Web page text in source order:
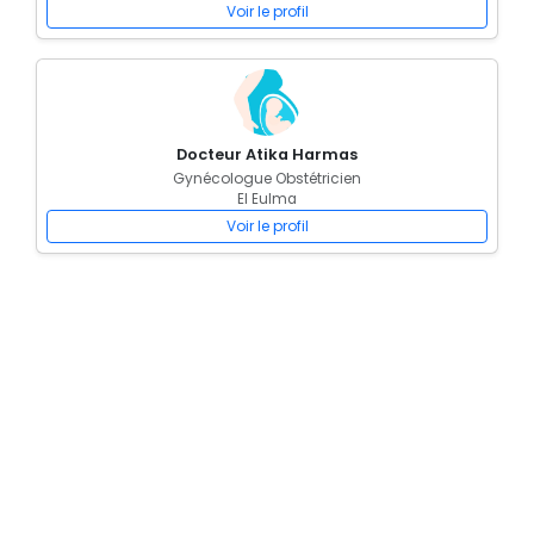
Voir le profil
Docteur Atika Harmas
Gynécologue Obstétricien
El Eulma
Voir le profil